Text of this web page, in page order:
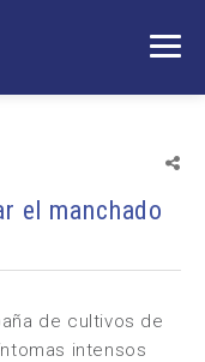
el manchado
de cultivos de
intensos